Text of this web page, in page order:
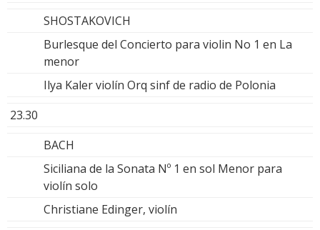
SHOSTAKOVICH
Burlesque del Concierto para violin No 1 en La
menor
Ilya Kaler violín Orq sinf de radio de Polonia
23.30
BACH
Siciliana de la Sonata Nº 1 en sol Menor para
violín solo
Christiane Edinger, violín